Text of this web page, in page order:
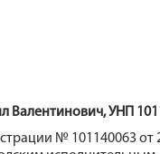
Валентинович, УНП
№ 101140063 от